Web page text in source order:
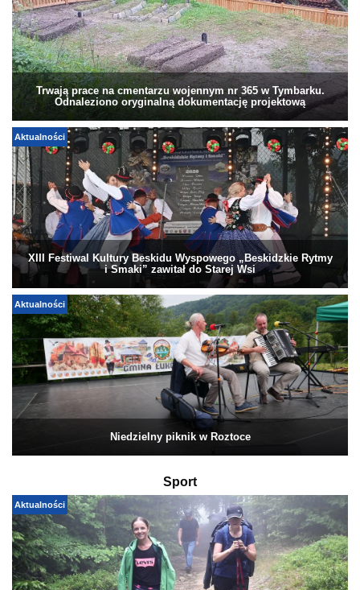
Trwają prace na cmentarzu wojennym nr 365 w Tymbarku.
Odnaleziono oryginalną dokumentację projektową
Aktualności
XIII Festiwal Kultury Beskidu Wyspowego „Beskidzkie Rytmy
i Smaki” zawitał do Starej Wsi
Aktualności
Niedzielny piknik w Roztoce
Sport
Aktualności